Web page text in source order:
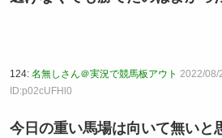
124: 名無しさん＠実況で競馬板アウト 2022/08/
ID:p02cUFHl0
今日の重い馬場は向いて無いと